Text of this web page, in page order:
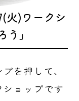
火)ワークシ
」
を押して、
ショップです